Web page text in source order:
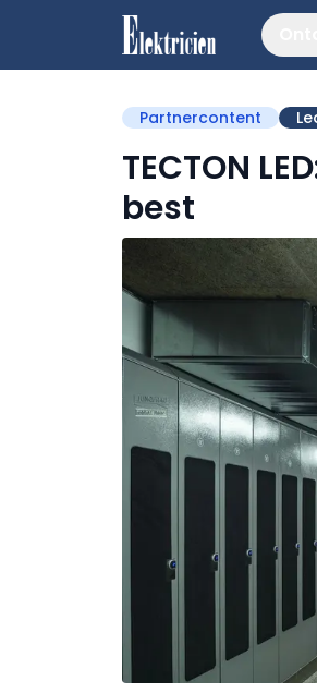
Partnercontent
TECTON
best